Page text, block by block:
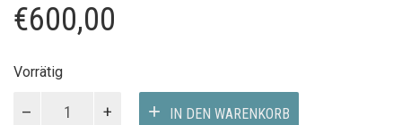
€600,00
Vorrätig
IN DEN WARENKORB